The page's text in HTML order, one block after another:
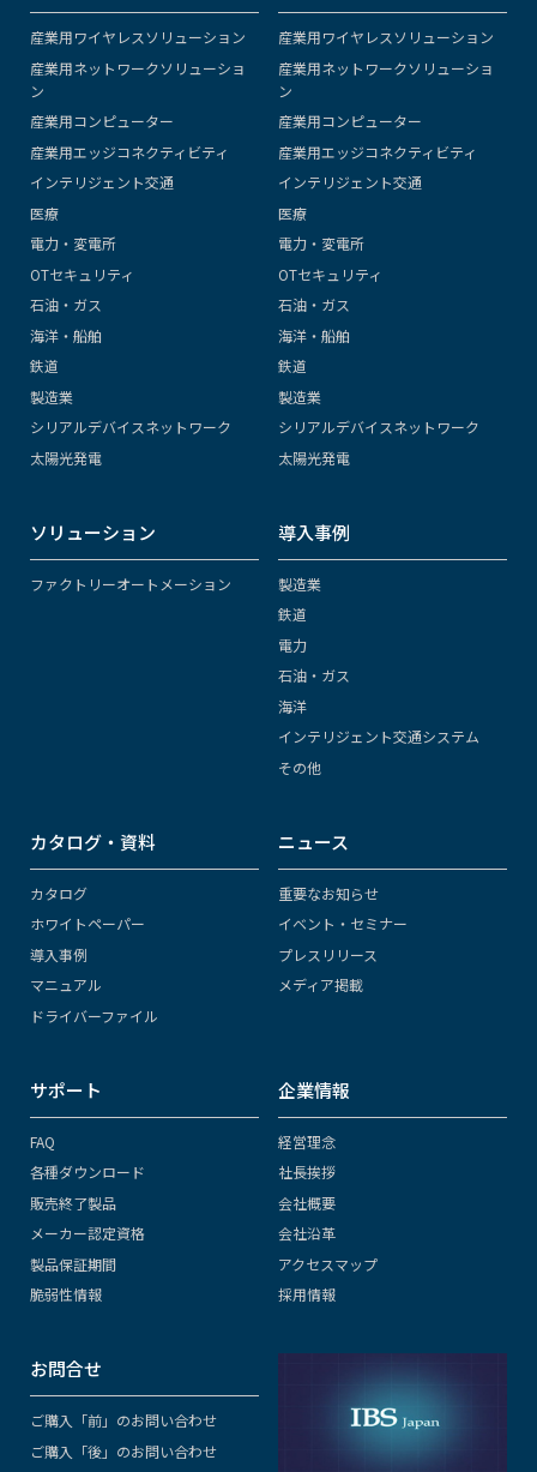
産業用ワイヤレスソリューション
産業用ネットワークソリューショ
ン
産業用コンピューター
産業用エッジコネクティビティ
インテリジェント交通
医療
電力・変電所
OTセキュリティ
石油・ガス
海洋・船舶
鉄道
製造業
シリアルデバイスネットワーク
太陽光発電
産業用ワイヤレスソリューション
産業用ネットワークソリューショ
ン
産業用コンピューター
産業用エッジコネクティビティ
インテリジェント交通
医療
電力・変電所
OTセキュリティ
石油・ガス
海洋・船舶
鉄道
製造業
シリアルデバイスネットワーク
太陽光発電
ソリューション
ファクトリーオートメーション
導入事例
製造業
鉄道
電力
石油・ガス
海洋
インテリジェント交通システム
その他
カタログ・資料
カタログ
ホワイトペーパー
導入事例
マニュアル
ドライバーファイル
ニュース
重要なお知らせ
イベント・セミナー
プレスリリース
メディア掲載
サポート
FAQ
各種ダウンロード
販売終了製品
メーカー認定資格
製品保証期間
脆弱性情報
企業情報
経営理念
社長挨拶
会社概要
会社沿革
アクセスマップ
採用情報
お問合せ
ご購入「前」のお問い合わせ
ご購入「後」のお問い合わせ